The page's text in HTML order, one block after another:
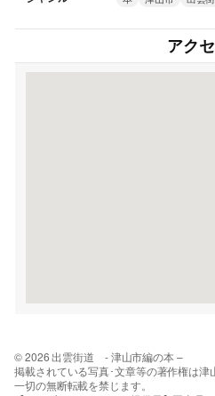
アク
© 2026 出雲街道 - 津山市編の本 –
掲載されている写真･文章等の著作権は津
一切の無断転載を禁じます。